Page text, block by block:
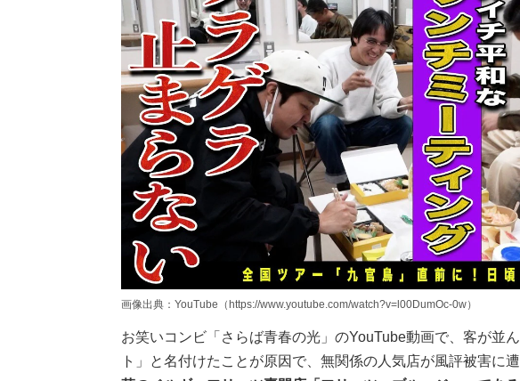
画像出典：YouTube（https://www.youtube.com/watch?v=l00DumOc-0w）
お笑いコンビ「さらば青春の光」のYouTube動画で、客が並
ト」と名付けたことが原因で、無関係の人気店が風評被害に